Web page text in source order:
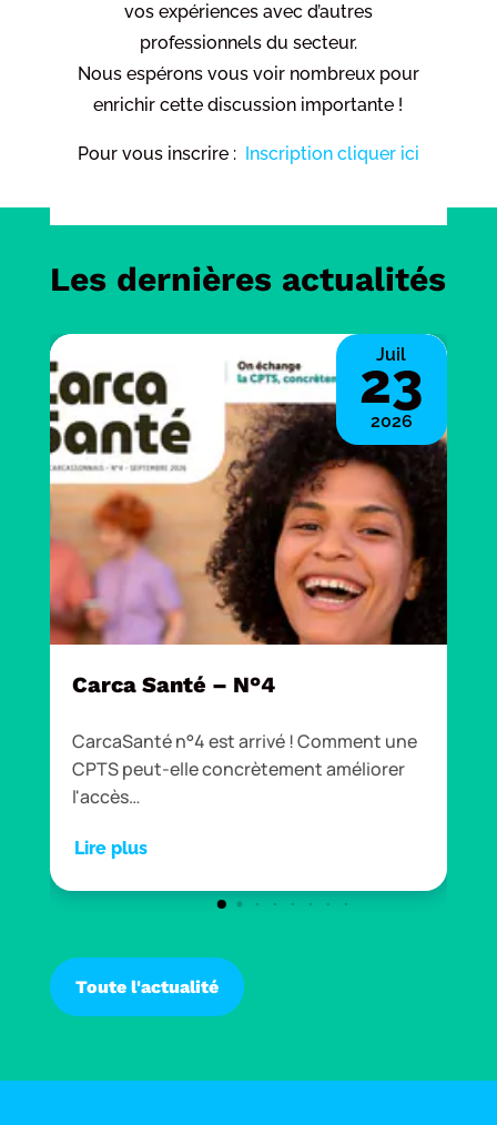
vos expériences avec d’autres
professionnels du secteur.
Nous espérons vous voir nombreux pour
enrichir cette discussion importante !
Pour vous inscrire : Inscription cliquer ici
Les dernières actualités
Juil
23
2026
Carca Santé – N°4
CarcaSanté n°4 est arrivé ! Comment une
CPTS peut-elle concrètement améliorer
l'accès…
Lire plus
Toute l'actualité